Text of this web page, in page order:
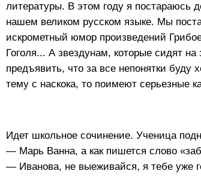
литературы. В этом году я постараюсь
нашем великом русском языке. Мы
искрометный юмор произведений
Гоголя... А звездунам, которые сидят
предъявить, что за все непонятки буду
тему с наскока, то поимеют серьезные
Идет школьное сочинение. Ученица
— Марь Ванна, а как пишется слово
— Иванова, не выеживайся, я тебе уже